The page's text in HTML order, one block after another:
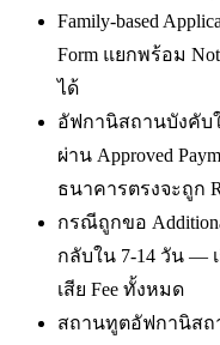
Family-based
Form แยกพร้อม
ได้
อัฟกานิสถานบังคับใ
ผ่าน Approved
ธนาคารตรงจะถูก
กรณีถูกขอ
กลับใน 7-14 วัน —
เสีย Fee ทั้งหมด
สถานทูตอัฟกานิสถา